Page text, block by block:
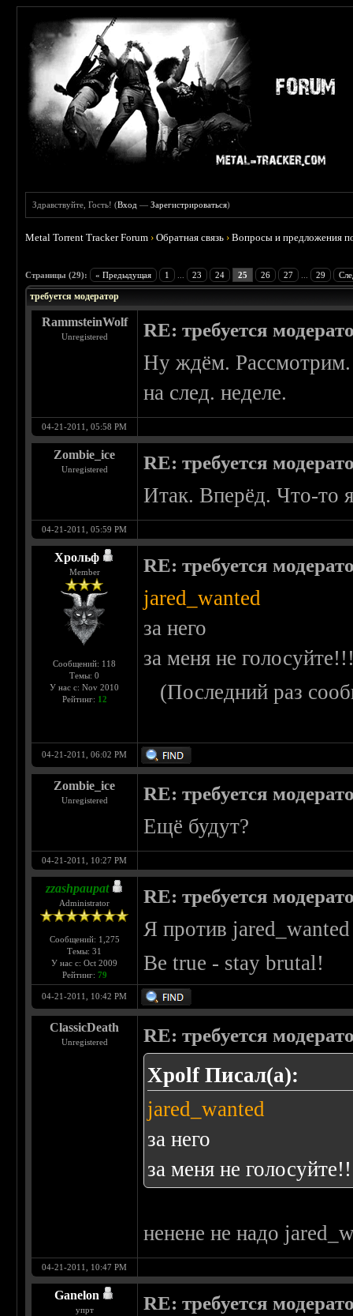
Здравствуйте, Гость! (Вход —Зарегистрироваться)
Metal Torrent Tracker Forum ›Обратная связь ›Вопросы и предложения
Страницы (29): « Предыдущая 1 23 24 25 26 27 29
требуется модератор
RammsteinWolf
Unregistered RE: требуется
Ну ждём. Рассмотрим.
на след. неделе.
04-21-2011, 05:58 PM
Zombie_ice
Unregistered RE: требуется
Итак. Вперёд. Что-то
04-21-2011, 05:59 PM
Хрольф
Member
Сообщений: 118
Темы: 0
У нас с: Nov 2010
Рейтинг: 12
RE: требуется
jared_wanted
за него
за меня не
(Последний раз
04-21-2011, 06:02 PM
Zombie_ice
Unregistered RE: требуется
Ещё будут?
04-21-2011, 10:27 PM
zzashpaupat
Administrator
Сообщений: 1,275
Темы: 31
У нас с: Oct 2009
Рейтинг: 79
RE: требуется
Я против jared_wanted
Be true - stay brutal!
04-21-2011, 10:42 PM
ClassicDeath
Unregistered RE: требуется
Xpolf Писал(а):
jared_wanted
за него
за меня не
ненене не надо
04-21-2011, 10:47 PM
Ganelon
упрт RE: требуется